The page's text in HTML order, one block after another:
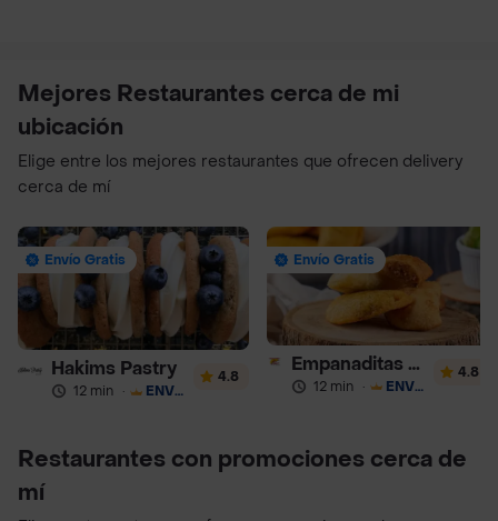
Mejores Restaurantes cerca de mi
ubicación
Elige entre los mejores restaurantes que ofrecen delivery
cerca de mí
Envío Gratis
Hakims Pastry
12 min · ENVÍO GRATIS
4.8
Envío Gratis
Empanaditas de Pipian - Empanadas
12 min · ENVÍO GRATIS
4.8
Restaurantes con promociones cerca de
mí